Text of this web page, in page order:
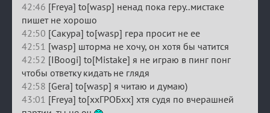
42:46 [Freya] to[wasp] ненад пока геру..мистаке
пишет не хорошо
42:50 [Сакура] to[wasp] гера просит не ее
42:51 [wasp] шторма не хочу, он хотя бы чатится
42:52 [IBoogi] to[Mistake] я не играю в пинг понг
чтобы ответку кидать не глядя
42:58 [Gera] to[wasp] я читаю и думаю)
43:01 [Freya] to[ххГРОБхх] хтя судя по вчерашней